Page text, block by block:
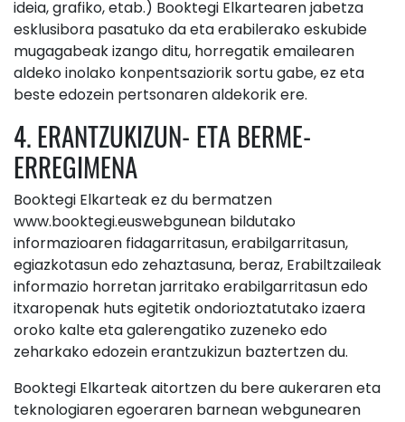
ideia, grafiko, etab.) Booktegi Elkartearen jabetza
esklusibora pasatuko da eta erabilerako eskubide
mugagabeak izango ditu, horregatik emailearen
aldeko inolako konpentsaziorik sortu gabe, ez eta
beste edozein pertsonaren aldekorik ere.
4. ERANTZUKIZUN- ETA BERME-
ERREGIMENA
Booktegi Elkarteak ez du bermatzen
www.booktegi.euswebgunean bildutako
informazioaren fidagarritasun, erabilgarritasun,
egiazkotasun edo zehaztasuna, beraz, Erabiltzaileak
informazio horretan jarritako erabilgarritasun edo
itxaropenak huts egitetik ondorioztatutako izaera
oroko kalte eta galerengatiko zuzeneko edo
zeharkako edozein erantzukizun baztertzen du.
Booktegi Elkarteak aitortzen du bere aukeraren eta
teknologiaren egoeraren barnean webgunearen